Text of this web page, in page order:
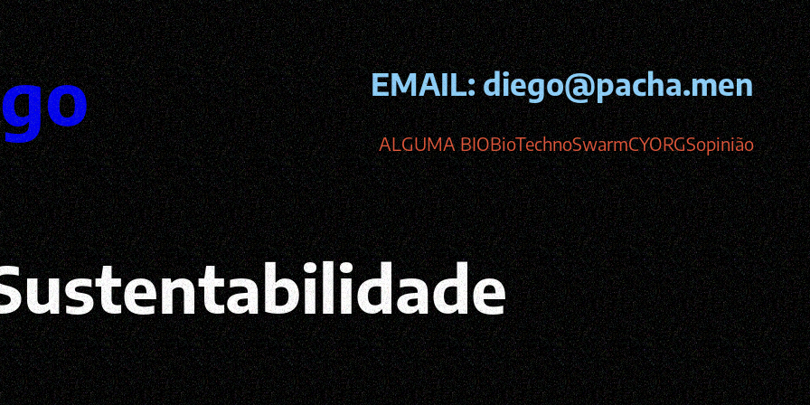
EMAIL:diego@pacha.men
ALGUMA BIOBioTechnoSwarmCYORGSopinião